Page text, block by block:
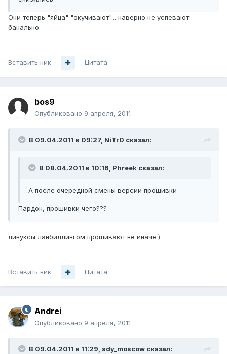
Они теперь "яйца" "окучивают"... наверно не успевают
банально.
Вставить ник Цитата
bos9
Опубликовано 9 апреля, 2011
В 09.04.2011 в 09:27, NiTr0 сказал:
В 08.04.2011 в 10:16, Phreek сказал:
А после очередной смены версии прошивки
Пардон, прошивки чего???
линуксы ланбиллингом прошивают не иначе )
Вставить ник Цитата
Andrei
Опубликовано 9 апреля, 2011
В 09.04.2011 в 11:29, sdy_moscow сказал: